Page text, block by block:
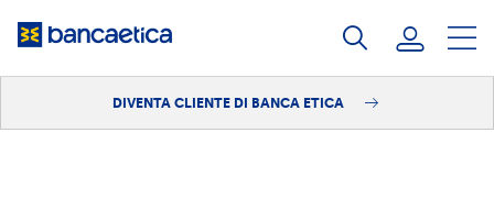
DIVENTA CLIENTE DI BANCA ETICA